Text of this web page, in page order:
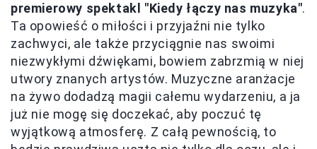
premierowy spektakl "Kiedy łączy nas muzyka".
Ta opowieść o miłości i przyjaźni nie tylko
zachwyci, ale także przyciągnie nas swoimi
niezwykłymi dźwiękami, bowiem zabrzmią w niej
utwory znanych artystów. Muzyczne aranżacje
na żywo dodadzą magii całemu wydarzeniu, a ja
już nie mogę się doczekać, aby poczuć tę
wyjątkową atmosferę. Z całą pewnością, to